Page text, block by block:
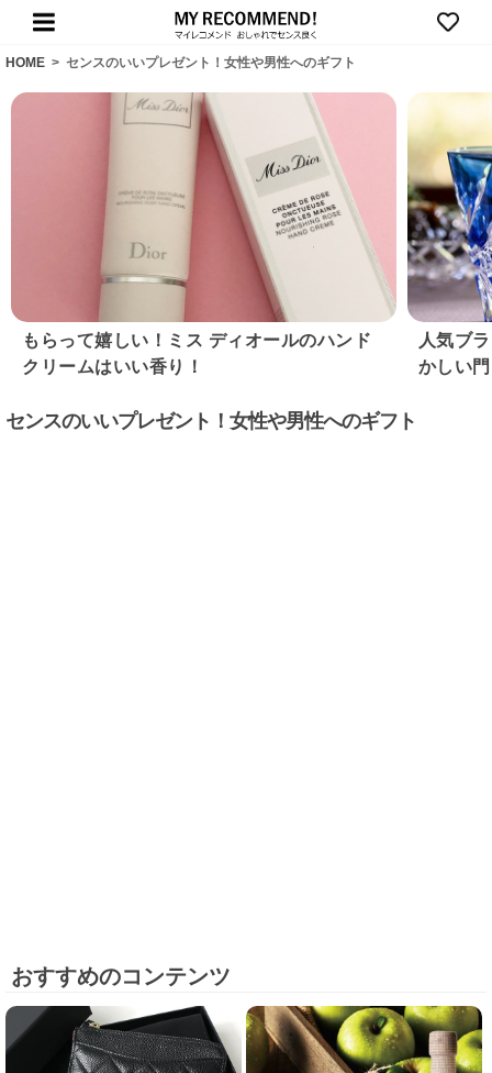
HOME > センスのいいプレゼント！女性や男性へのギフト
もらって嬉しい！ミス ディオールのハンド
クリームはいい香り！
人気ブ
かしい
センスのいいプレゼント！女性や男性へのギフト
おすすめのコンテンツ